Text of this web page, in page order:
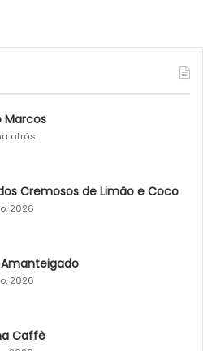
Marcos
atrás
Cremosos de Limão e Coco
2026
2026
Caffè